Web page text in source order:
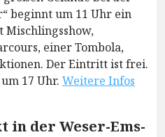
beginnt um 11 Uhr ein
Mischlingsshow,
einer Tombola,
Der Eintritt ist frei.
17 Uhr. Weitere Infos
in der Weser-Ems-